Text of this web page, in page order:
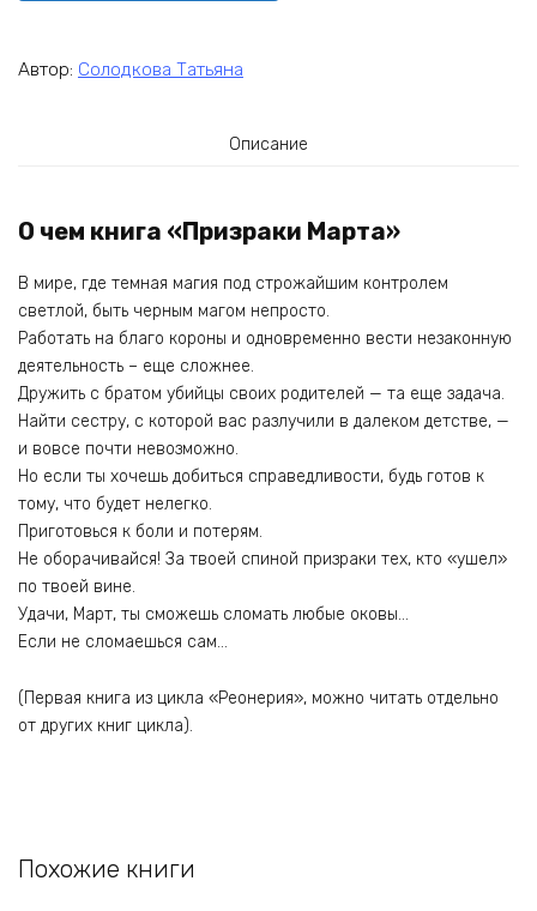
Автор: Солодкова Татьяна
Описание
О чем книга «Призраки Марта»
В мире, где темная магия под строжайшим контролем
светлой, быть черным магом непросто.
Работать на благо короны и одновременно вести незаконную
деятельность – еще сложнее.
Дружить с братом убийцы своих родителей — та еще задача.
Найти сестру, с которой вас разлучили в далеком детстве, —
и вовсе почти невозможно.
Но если ты хочешь добиться справедливости, будь готов к
тому, что будет нелегко.
Приготовься к боли и потерям.
Не оборачивайся! За твоей спиной призраки тех, кто «ушел»
по твоей вине.
Удачи, Март, ты сможешь сломать любые оковы…
Если не сломаешься сам…
(Первая книга из цикла «Реонерия», можно читать отдельно
от других книг цикла).
Похожие книги